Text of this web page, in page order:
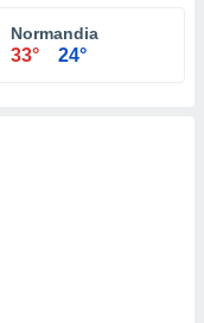
Normandia
33° 24°